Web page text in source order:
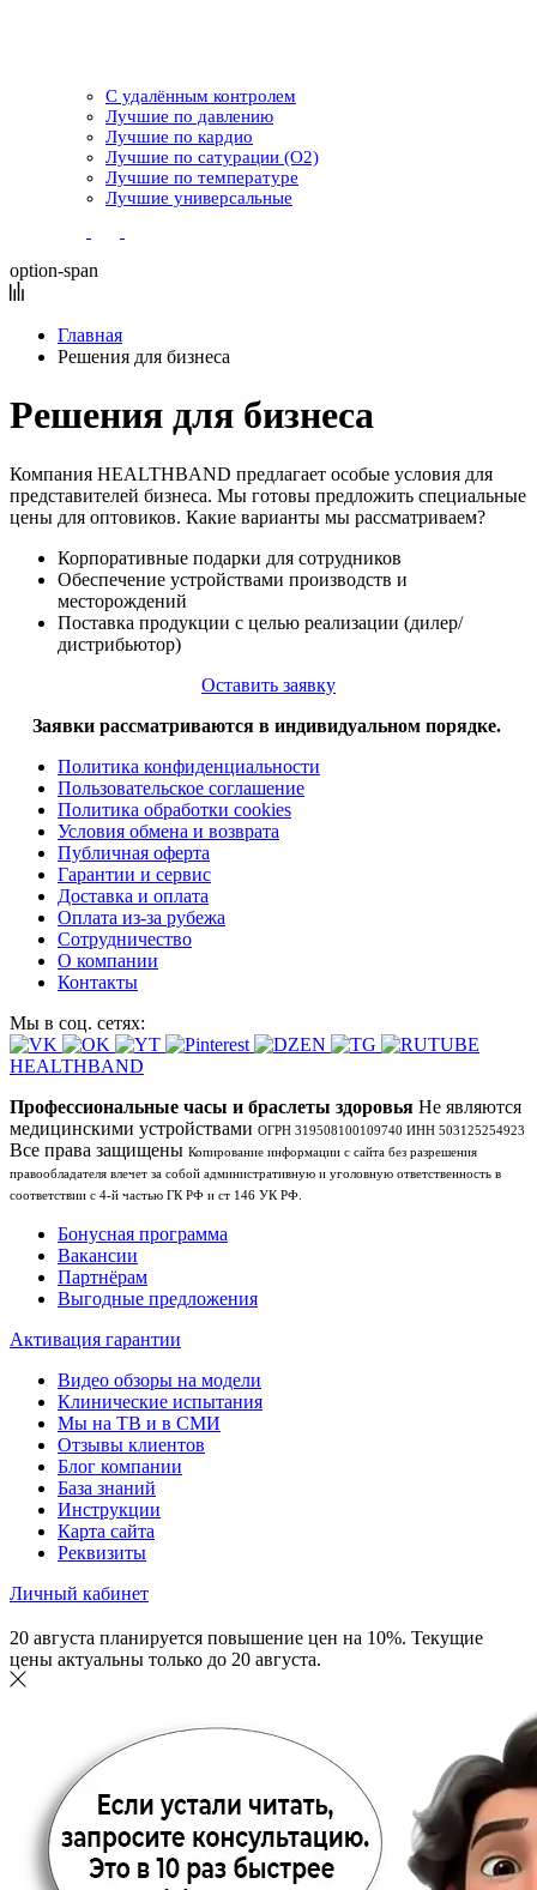
С удалённым контролем
Лучшие по давлению
Лучшие по кардио
Лучшие по сатурации (О2)
Лучшие по температуре
Лучшие универсальные
option-span
Главная
Решения для бизнеса
Решения для бизнеса
Компания HEALTHBAND предлагает особые условия для
представителей бизнеса. Мы готовы предложить специальные
цены для оптовиков. Какие варианты мы рассматриваем?
Корпоративные подарки для сотрудников
Обеспечение устройствами производств и
месторождений
Поставка продукции с целью реализации (дилер/
дистрибьютор)
Оставить заявку
Заявки рассматриваются в индивидуальном порядке.
Политика конфиденциальности
Пользовательское соглашение
Политика обработки cookies
Условия обмена и возврата
Публичная оферта
Гарантии и сервис
Доставка и оплата
Оплата из-за рубежа
Сотрудничество
О компании
Контакты
Мы в соц. сетях:
HEALTHBAND
Профессиональные часы и браслеты здоровья Не являются
медицинскими устройствами ОГРН 319508100109740 ИНН 503125254923
Все права защищены Копирование информации с сайта без разрешения
правообладателя влечет за собой административную и уголовную ответственность в
соответствии с 4-й частью ГК РФ и ст 146 УК РФ.
Бонусная программа
Вакансии
Партнёрам
Выгодные предложения
Активация гарантии
Видео обзоры на модели
Клинические испытания
Мы на ТВ и в СМИ
Отзывы клиентов
Блог компании
База знаний
Инструкции
Карта сайта
Реквизиты
Личный кабинет
20 августа планируется повышение цен на 10%. Текущие
цены актуальны только до 20 августа.